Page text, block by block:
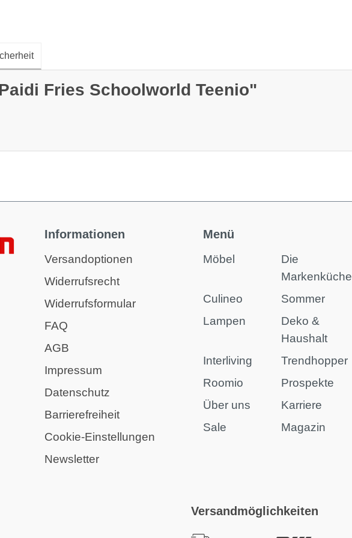
Fries Schoolworld Teenio"
Informationen
Versandoptionen
Widerrufsrecht
Widerrufsformular
FAQ
AGB
Impressum
Datenschutz
Barrierefreiheit
Cookie-Einstellungen
Newsletter
Menü
Möbel
Die
Markenküche
Culineo
Sommer
Lampen
Deko &
Haushalt
Interliving
Trendhopper
Roomio
Prospekte
Über uns
Karriere
Sale
Magazin
Versandmöglichkeiten